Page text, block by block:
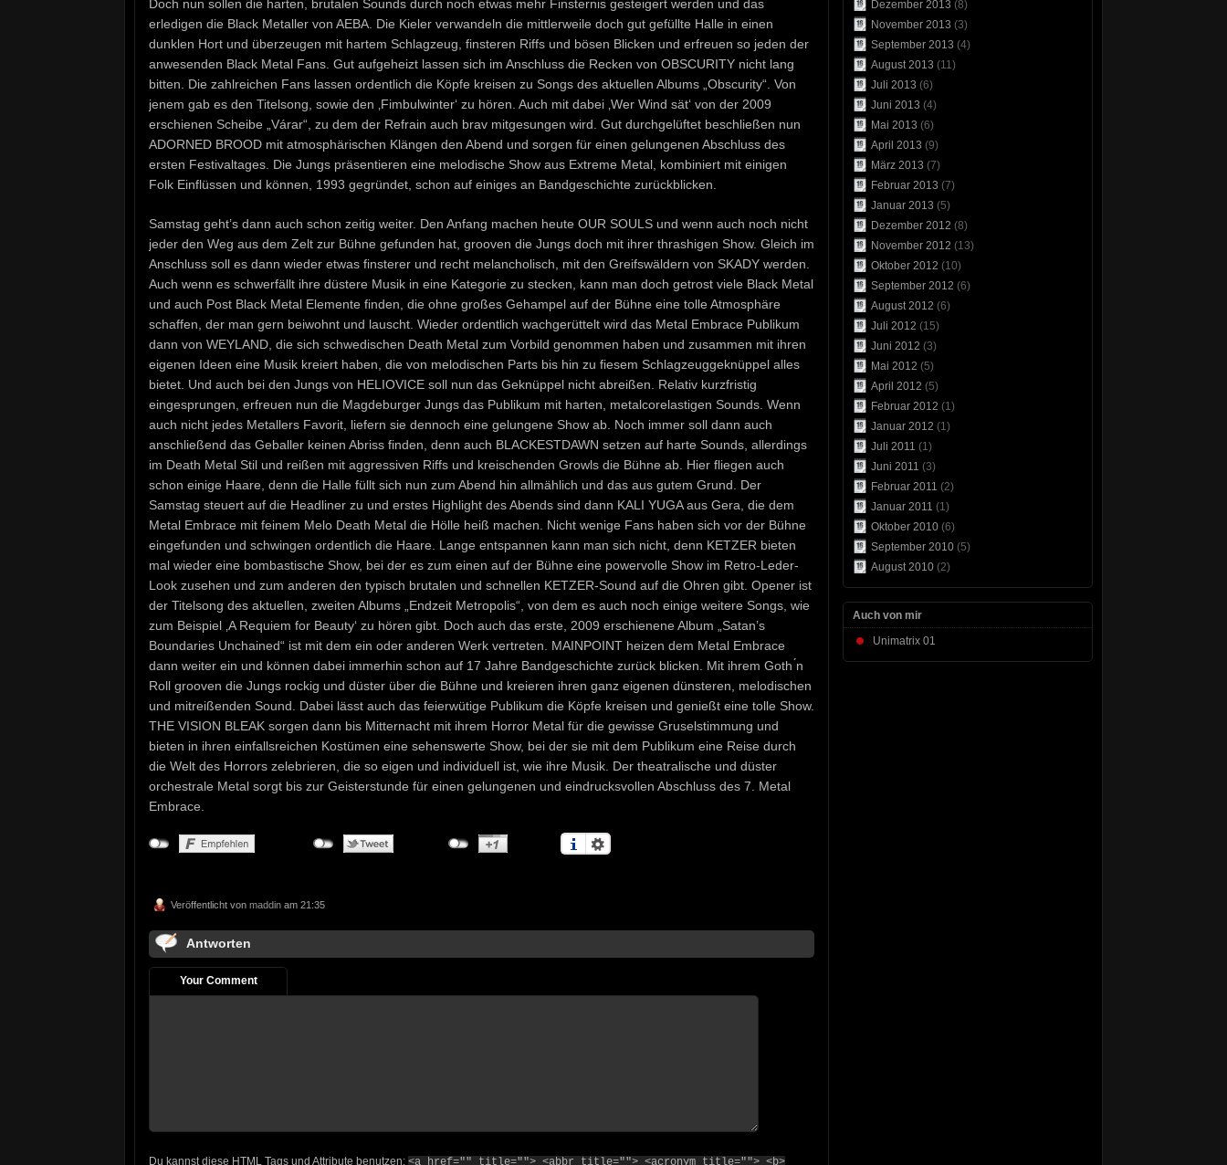
Doch nun sollen die harten, brutalen Sounds durch noch etwas mehr Finsternis gesteigert werden und das
erledigen die Black Metaller von AEBA. Die Kieler verwandeln die mittlerweile doch gut gefüllte Halle in einen
dunklen Hort und überzeugen mit hartem Schlagzeug, finsteren Riffs und bösen Blicken und erfreuen so jeden der
anwesenden Black Metal Fans. Gut aufgeheizt lassen sich im Anschluss die Recken von OBSCURITY nicht lang
bitten. Die zahlreichen Fans lassen ordentlich die Köpfe kreisen zu Songs des aktuellen Albums „Obscurity“. Von
jenem gab es den Titelsong, sowie den ‚Fimbulwinter‘ zu hören. Auch mit dabei ‚Wer Wind sät‘ von der 2009
erschienen Scheibe „Várar“, zu dem der Refrain auch brav mitgesungen wird. Gut durchgelüftet beschließen nun
ADORNED BROOD mit atmosphärischen Klängen den Abend und sorgen für einen gelungenen Abschluss des
ersten Festivaltages. Die Jungs präsentieren eine melodische Show aus Extreme Metal, kombiniert mit einigen
Folk Einflüssen und können, 1993 gegründet, schon auf einiges an Bandgeschichte zurückblicken.
Samstag geht’s dann auch schon zeitig weiter. Den Anfang machen heute OUR SOULS und wenn auch noch nicht
jeder den Weg aus dem Zelt zur Bühne gefunden hat, grooven die Jungs doch mit ihrer thrashigen Show. Gleich im
Anschluss soll es dann wieder etwas finsterer und recht melancholisch, mit den Greifswäldern von SKADY werden.
Auch wenn es schwerfällt ihre düstere Musik in eine Kategorie zu stecken, kann man doch getrost viele Black Metal
und auch Post Black Metal Elemente finden, die ohne großes Gehampel auf der Bühne eine tolle Atmosphäre
schaffen, der man gern beiwohnt und lauscht. Wieder ordentlich wachgerüttelt wird das Metal Embrace Publikum
dann von WEYLAND, die sich schwedischen Death Metal zum Vorbild genommen haben und zusammen mit ihren
eigenen Ideen eine Musik kreiert haben, die von melodischen Parts bis hin zu fiesem Schlagzeuggeknüppel alles
bietet. Und auch bei den Jungs von HELIOVICE soll nun das Geknüppel nicht abreißen. Relativ kurzfristig
eingesprungen, erfreuen nun die Magdeburger Jungs das Publikum mit harten, metalcorelastigen Sounds. Wenn
auch nicht jedes Metallers Favorit, liefern sie dennoch eine gelungene Show ab. Noch immer soll dann auch
anschließend das Geballer keinen Abriss finden, denn auch BLACKESTDAWN setzen auf harte Sounds, allerdings
im Death Metal Stil und reißen mit aggressiven Riffs und kreischenden Growls die Bühne ab. Hier fliegen auch
schon einige Haare, denn die Halle füllt sich nun zum Abend hin allmählich und das aus gutem Grund. Der
Samstag steuert auf die Headliner zu und erstes Highlight des Abends sind dann KALI YUGA aus Gera, die dem
Metal Embrace mit feinem Melo Death Metal die Hölle heiß machen. Nicht wenige Fans haben sich vor der Bühne
eingefunden und schwingen ordentlich die Haare. Lange entspannen kann man sich nicht, denn KETZER bieten
mal wieder eine bombastische Show, bei der es zum einen auf der Bühne eine powervolle Show im Retro-Leder-
Look zusehen und zum anderen den typisch brutalen und schnellen KETZER-Sound auf die Ohren gibt. Opener ist
der Titelsong des aktuellen, zweiten Albums „Endzeit Metropolis“, von dem es auch noch einige weitere Songs, wie
zum Beispiel ‚A Requiem for Beauty‘ zu hören gibt. Doch auch das erste, 2009 erschienene Album „Satan’s
Boundaries Unchained“ ist mit dem ein oder anderen Werk vertreten. MAINPOINT heizen dem Metal Embrace
dann weiter ein und können dabei immerhin schon auf 17 Jahre Bandgeschichte zurück blicken. Mit ihrem Goth ́n
Roll grooven die Jungs rockig und düster über die Bühne und kreieren ihren ganz eigenen dünsteren, melodischen
und mitreißenden Sound. Dabei lässt auch das feierwütige Publikum die Köpfe kreisen und genießt eine tolle Show.
THE VISION BLEAK sorgen dann bis Mitternacht mit ihrem Horror Metal für die gewisse Gruselstimmung und
bieten in ihren einfallsreichen Kostümen eine sehenswerte Show, bei der sie mit dem Publikum eine Reise durch
die Welt des Horrors zelebrieren, die so eigen und individuell ist, wie ihre Musik. Der theatralische und düster
orchestrale Metal sorgt bis zur Geisterstunde für einen gelungenen und eindrucksvollen Abschluss des 7. Metal
Embrace.
Veröffentlicht von maddin am 21:35
Antworten
Your Comment
Du kannst diese HTML Tags und Attribute benutzen:
Dezember 2013 (8)
November 2013 (3)
September 2013 (4)
August 2013 (11)
Juli 2013 (6)
Juni 2013 (4)
Mai 2013 (6)
April 2013 (9)
März 2013 (7)
Februar 2013 (7)
Januar 2013 (5)
Dezember 2012 (8)
November 2012 (13)
Oktober 2012 (10)
September 2012 (6)
August 2012 (6)
Juli 2012 (15)
Juni 2012 (3)
Mai 2012 (5)
April 2012 (5)
Februar 2012 (1)
Januar 2012 (1)
Juli 2011 (1)
Juni 2011 (3)
Februar 2011 (2)
Januar 2011 (1)
Oktober 2010 (6)
September 2010 (5)
August 2010 (2)
Auch von mir
Unimatrix 01